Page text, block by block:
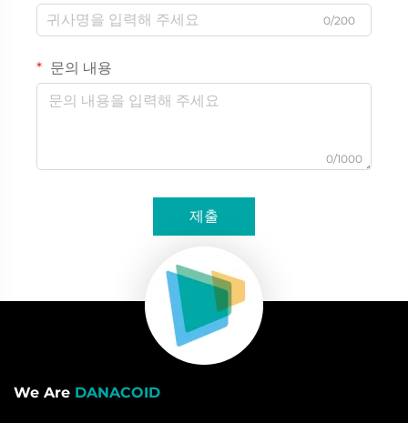
0/200
문의 내용
0/1000
제출
We Are DANACOID